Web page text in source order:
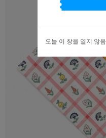
오늘 이 창을 열지 않음